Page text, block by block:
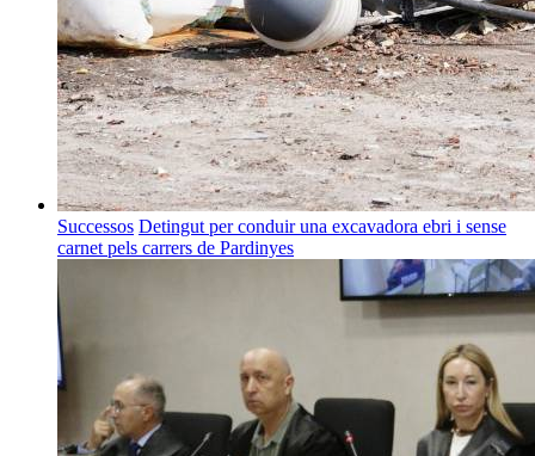
Successos Detingut per conduir una excavadora ebri i sense
carnet pels carrers de Pardinyes